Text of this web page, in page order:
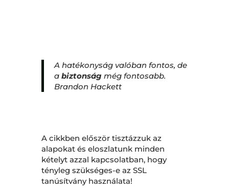
A hatékonyság valóban fontos, de
abiztonság még fontosabb.
Brandon Hackett
A cikkben először tisztázzuk az
alapokat és eloszlatunk minden
kételyt azzal kapcsolatban, hogy
tényleg szükséges-e az SSL
tanúsítvány használata!